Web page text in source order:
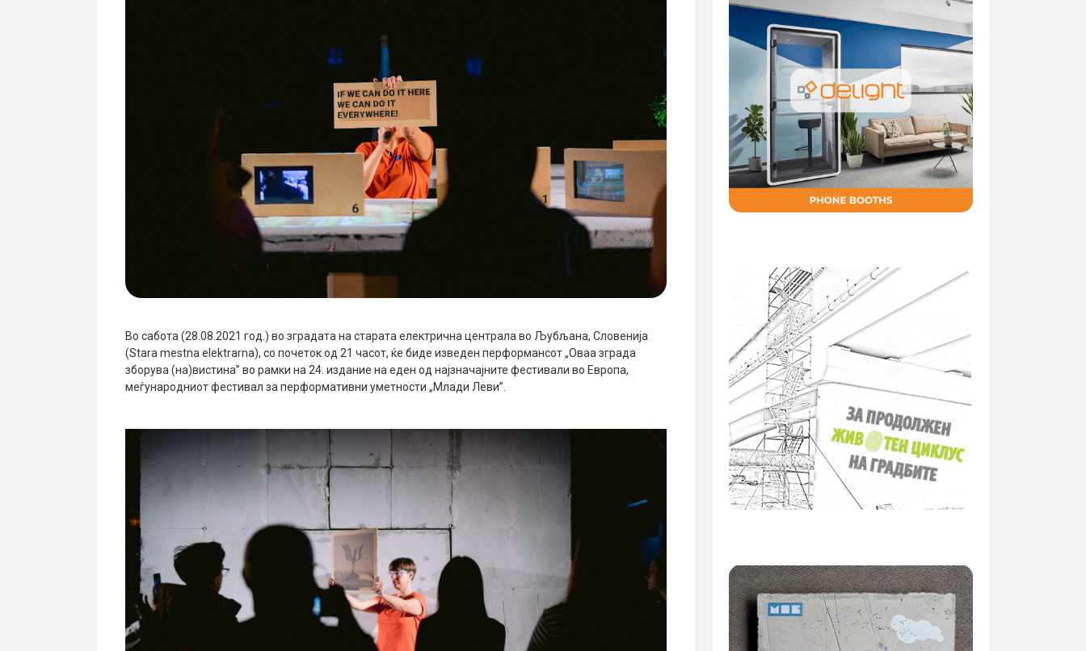
Во сабота (28.08.2021 год.) во зградата на старатаелектрична централаво Љубљана, Словенија
(Stara mestna elektrarna), со почеток од 21 часот, ќе биде изведен перформансот „Оваа зграда
зборува (на)вистина” во рамки на 24. издание на еден од најзначајните фестивали во Европа,
меѓународниот фестивал за перформативни уметности „Млади Леви”.